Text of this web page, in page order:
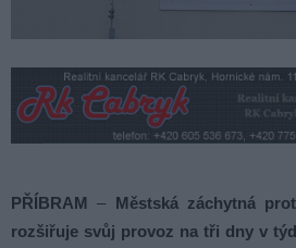
PŘÍBRAM– Městská záchytná
rozšiřuje svůj provoz na tři dny v